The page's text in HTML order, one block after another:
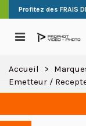
Profitez des FRAIS
Accueil >
Emetteur /